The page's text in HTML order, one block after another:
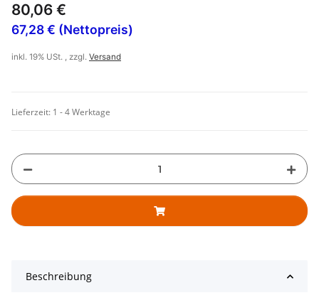
80,06 €
67,28 € (Nettopreis)
inkl. 19% USt. , zzgl. Versand
Lieferzeit: 1 - 4 Werktage
Beschreibung